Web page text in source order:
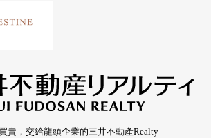
賣，交給龍頭企業的三井不動產Realty